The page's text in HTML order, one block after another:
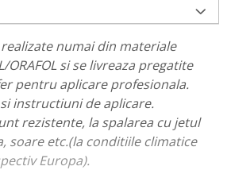
numai din materiale
ORAFOL si se livreaza pregatite
pentru aplicare profesionala.
instructiuni de aplicare.
rezistente, la spalarea cu jetul
soare etc.(la conditiile climatice
Europa).